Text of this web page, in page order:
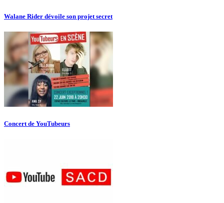
Walane Rider dévoile son projet secret
Concert de YouTubeurs